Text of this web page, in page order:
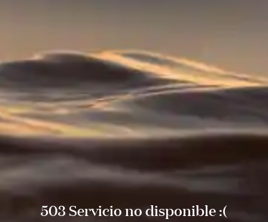
503 Servicio no disponible :(